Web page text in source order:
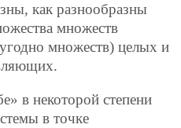
как разнообразны
множеств
множеств) целых и
в некоторой степени
в точке